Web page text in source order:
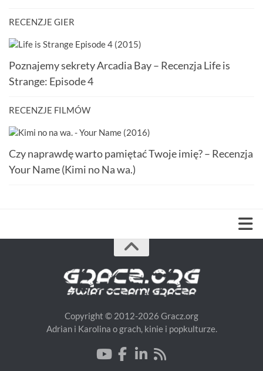
RECENZJE GIER
Poznajemy sekrety Arcadia Bay – Recenzja Life is
Strange: Episode 4
RECENZJE FILMÓW
Czy naprawdę warto pamiętać Twoje imię? – Recenzja
Your Name (Kimi no Na wa.)
Copyright © 2012-2026 Gracz.org
Adrian i Karolina o grach, kinie i popkulturze.